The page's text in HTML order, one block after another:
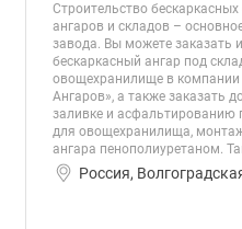
Строительство
ангаров и складов –
завода. Вы можете заказать
бескаркасный ангар под
овощехранилище в компании
Ангаров», а также заказать
заливке и асфальтированию
для овощехранилища,
ангара пенополиуретаном.
Россия,